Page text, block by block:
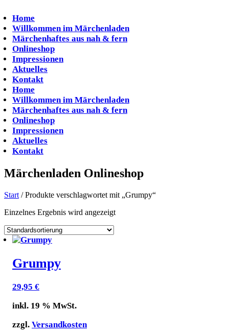
Inhalt
springen
Home
Willkommen im Märchenladen
Märchenhaftes aus nah & fern
Onlineshop
Impressionen
Aktuelles
Kontakt
Home
Willkommen im Märchenladen
Märchenhaftes aus nah & fern
Onlineshop
Impressionen
Aktuelles
Kontakt
Märchenladen Onlineshop
Start / Produkte verschlagwortet mit „Grumpy“
Einzelnes Ergebnis wird angezeigt
Grumpy
29,95 €
inkl. 19 % MwSt.
zzgl. Versandkosten